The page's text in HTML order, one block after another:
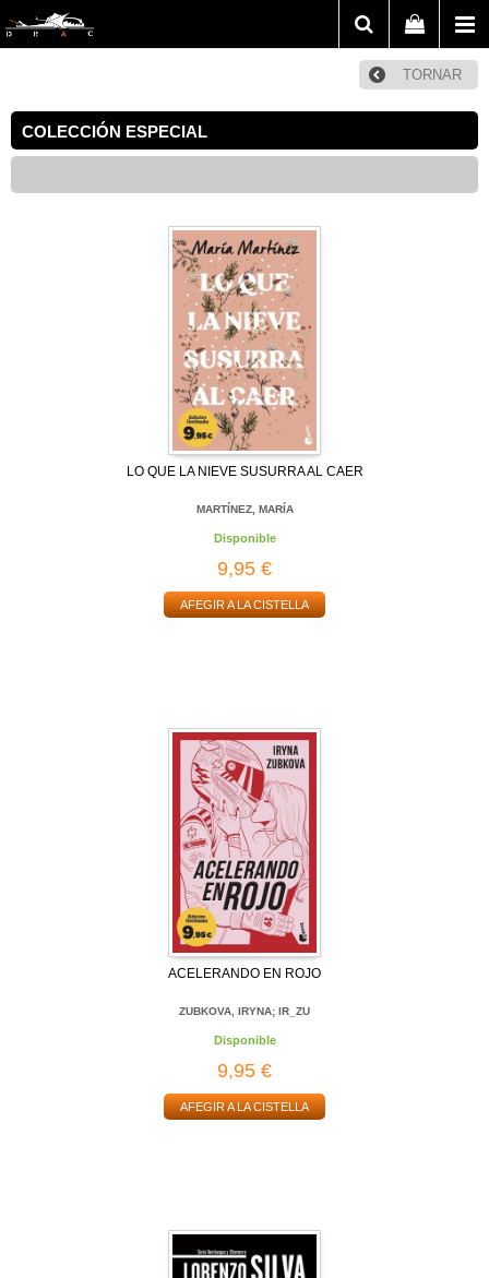
TORNAR
COLECCIÓN ESPECIAL
LO QUE LA NIEVE SUSURRA AL CAER
MARTÍNEZ, MARÍA
Disponible
9,95 €
AFEGIR A LA CISTELLA
ACELERANDO EN ROJO
ZUBKOVA, IRYNA; IR_ZU
Disponible
9,95 €
AFEGIR A LA CISTELLA